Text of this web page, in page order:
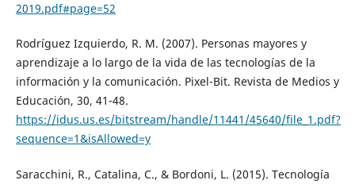
2019.pdf#page=52
Rodríguez Izquierdo, R. M. (2007). Personas mayores y
aprendizaje a lo largo de la vida de las tecnologías de la
información y la comunicación. Pixel-Bit. Revista de Medios y
Educación, 30, 41-48.
https://idus.us.es/bitstream/handle/11441/45640/file_1.pdf?
sequence=1&isAllowed=y
Saracchini, R., Catalina, C., & Bordoni, L. (2015). Tecnología